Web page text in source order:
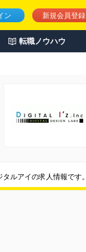
ン 新規会員登録
転職ノウハウ
ルアイの求人情報です。